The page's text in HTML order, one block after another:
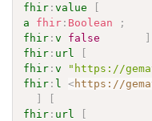
fhir :value
a
fhir : Boolean
;
fhir :v false
fhir : url
fhir :v
"https://
fhir : l <https://
fhir : url